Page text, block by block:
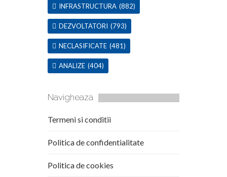
INFRASTRUCTURA (882)
DEZVOLTATORI (793)
NECLASIFICATE (481)
ANALIZE (404)
Navigheaza
Termeni si conditii
Politica de confidentialitate
Politica de cookies